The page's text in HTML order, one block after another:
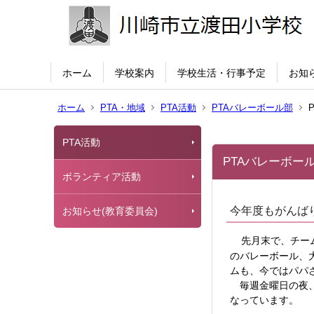
ホーム 学校案内 学校生活・行事予定 お知
ホーム PTA・地域 PTA活動 PTAバレーボール部
PTA活動
ボランティア活動
お知らせ(教育委員会)
PTAバレーボー
今年度もがんば
先月末で、チー
のバレーボール
ムも、 今ではパパ
毎週金曜日の夜
なっています。